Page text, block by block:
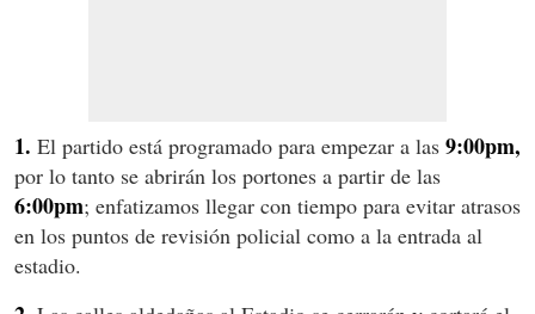
1. El partido está programado para empezar a las 9:00pm,
por lo tanto se abrirán los portones a partir de las
6:00pm; enfatizamos llegar con tiempo para evitar atrasos
en los puntos de revisión policial como a la entrada al
estadio.